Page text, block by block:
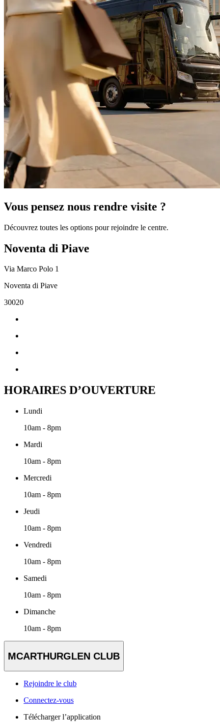
Vous pensez nous rendre visite ?
Découvrez toutes les options pour rejoindre le centre.
Noventa di Piave
Via Marco Polo 1
Noventa di Piave
30020
HORAIRES D’OUVERTURE
Lundi
10am - 8pm
Mardi
10am - 8pm
Mercredi
10am - 8pm
Jeudi
10am - 8pm
Vendredi
10am - 8pm
Samedi
10am - 8pm
Dimanche
10am - 8pm
MCARTHURGLEN CLUB
Rejoindre le club
Connectez-vous
Télécharger l’application